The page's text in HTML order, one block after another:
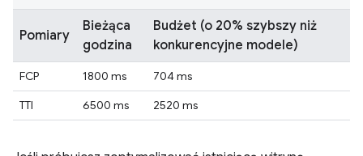
Pomiary
Bieżąca
godzina
Budżet (o 20% szybszy niż
konkurencyjne modele)
FCP 1800 ms
704 ms
TTI
6500 ms 2520 ms